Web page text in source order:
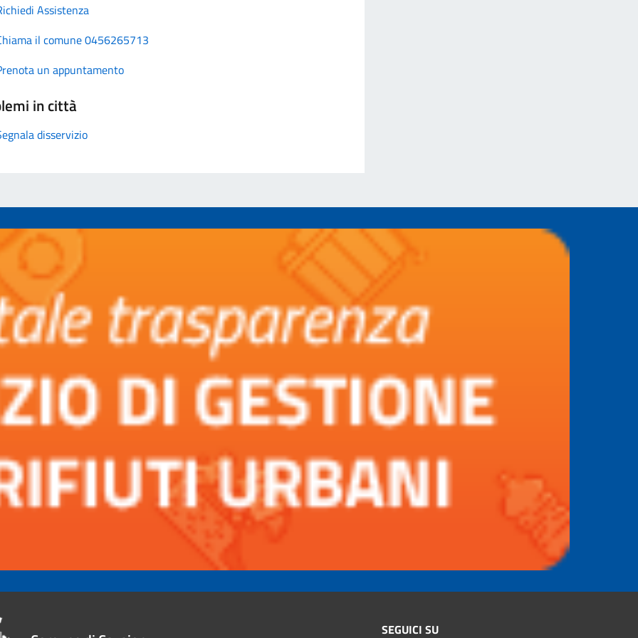
Assistenza
il comune 0456265713
un appuntamento
in città
disservizio
SEGUICI SU